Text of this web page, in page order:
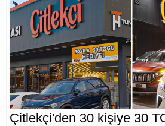
Çitlekçi'den 30 kişiye 30